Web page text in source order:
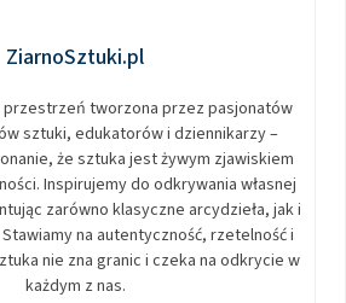
ZiarnoSztuki.pl
tworzona przez pasjonatów
sztuki, edukatorów i dziennikarzy –
że sztuka jest żywym zjawiskiem
Inspirujemy do odkrywania własnej
zarówno klasyczne arcydzieła, jak i
na autentyczność, rzetelność i
nie zna granic i czeka na odkrycie w
każdym z nas.